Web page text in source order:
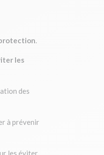
.
les
des
à prévenir
les éviter.